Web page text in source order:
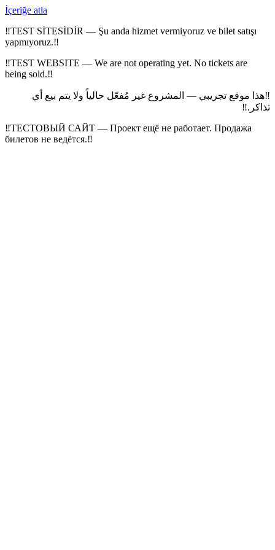
İçeriğe atla
‼TEST SİTESİDİR — Şu anda hizmet vermiyoruz ve bilet satışı
yapmıyoruz.‼
‼TEST WEBSITE — We are not operating yet. No tickets are
being sold.‼
‼هذا موقع تجريبي — المشروع غير مُفعّل حالياً ولا يتم بيع أي
تذاكر.‼
‼ТЕСТОВЫЙ САЙТ — Проект ещё не работает. Продажа
билетов не ведётся.‼